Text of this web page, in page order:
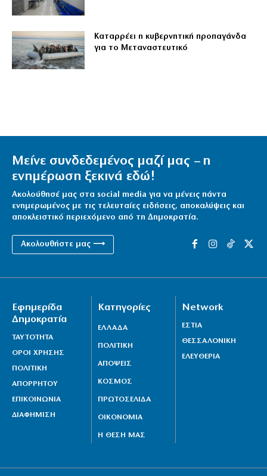
Καταρρέει η κυβερνητική προπαγάνδα
για το Μεταναστευτικό
Μείνε συνδεδεμένος μαζί μας – η
ενημέρωση ξεκινά εδώ!
Ακολούθησέ μας στα social media για να μένεις πάντα
ενημερωμένος με τις τελευταίες ειδήσεις, αποκαλύψεις και
αποκλειστικό περιεχόμενο από τη Δημοκρατία.
Ακολουθήστε μας ⟶
Εφημερίδα
Δημοκρατία
ΤΑΥΤΟΤΗΤΑ
ΟΡΟΙ ΧΡΗΣΗΣ
ΠΟΛΙΤΙΚΗ
ΑΠΟΡΡΗΤΟΥ
ΕΠΙΚΟΙΝΩΝΙΑ
ΔΙΑΦΗΜΙΣΗ
Κατηγορίες
ΕΛΛΑΔΑ
ΠΟΛΙΤΙΚΗ
ΑΠΟΨΕΙΣ
ΚΟΣΜΟΣ
ΠΡΩΤΟΣΕΛΙΔΑ
ΟΙΚΟΝΟΜΙΑ
Η ΘΕΣΗ ΜΑΣ
Network
ΕΣΤΙΑ
ΘΕΣΣΑΛΟΝΙΚΗ
ΕΛΕΥΘΕΡΙΑ